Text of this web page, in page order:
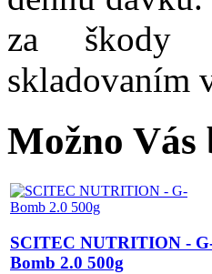
za škody
skladovaním
Možno
SCITEC NUTRITION -
Bomb 2.0 500g